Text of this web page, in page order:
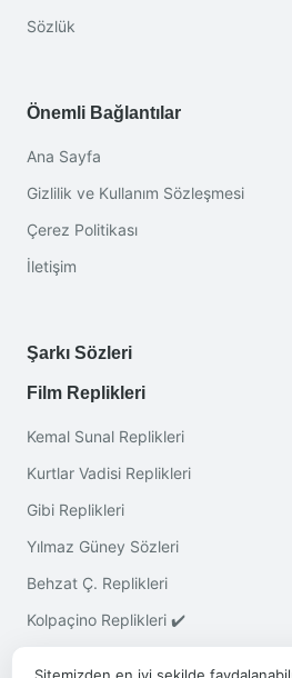
Sözlük
Önemli Bağlantılar
Ana Sayfa
Gizlilik ve Kullanım Sözleşmesi
Çerez Politikası
İletişim
Şarkı Sözleri
Film Replikleri
Kemal Sunal Replikleri
Kurtlar Vadisi Replikleri
Gibi Replikleri
Yılmaz Güney Sözleri
Behzat Ç. Replikleri
Kolpaçino Replikleri ✔️